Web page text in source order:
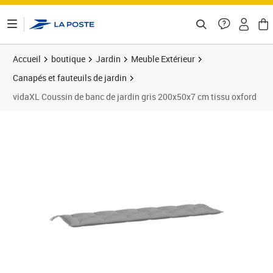
Accueil boutique Jardin
Meuble Extérieur
Canapés et fauteuils de jardin
vidaXL Coussin de banc de jardin gris 200x50x7 cm tissu oxford